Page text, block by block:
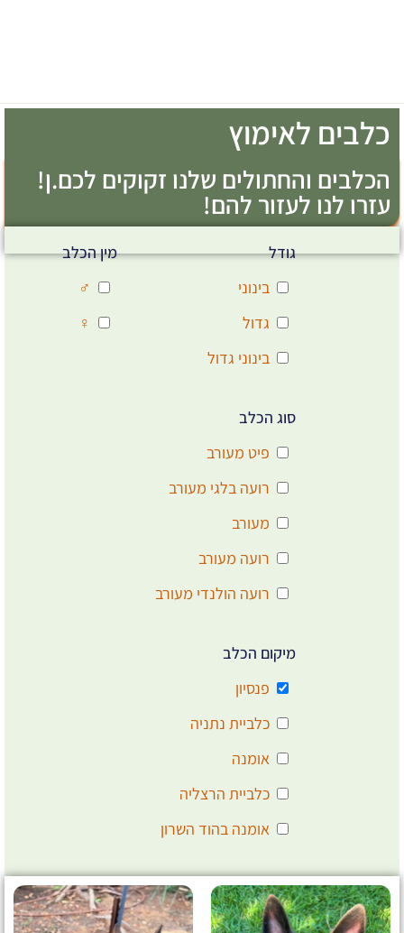
כלבים לאימוץ
הכלבים והחתולים שלנו זקוקים לכם.ן!
עזרו לנו לעזור להם!
גודל
בינוני
גדול
בינוני גדול
מין הכלב
♂
♀
סוג הכלב
פיט מעורב
רועה בלגי מעורב
מעורב
רועה מעורב
רועה הולנדי מעורב
מיקום הכלב
פנסיון
כלביית נתניה
אומנה
כלביית הרצליה
אומנה בהוד השרון